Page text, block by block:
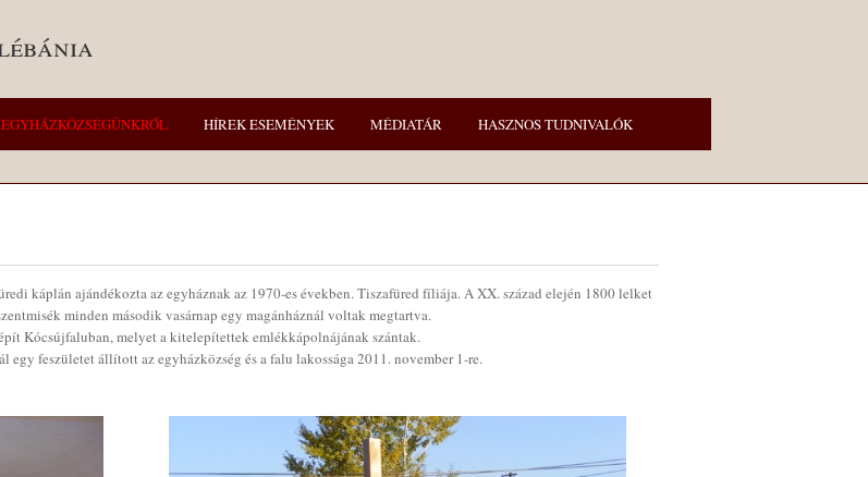
EGYHÁZKÖZSÉGÜNKRŐL HÍREK ESEMÉNYEK MÉDIATÁR HASZNOS TUDNIVALÓK
káplán ajándékozta az egyháznak az 1970-es években. Tiszafüred fíliája. A XX. század elején 1800 lelket
minden második vasárnap egy magánháznál voltak megtartva.
Kócsújfaluban, melyet a kitelepítettek emlékkápolnájának szántak.
feszületet állított az egyházközség és a falu lakossága 2011. november 1-re.